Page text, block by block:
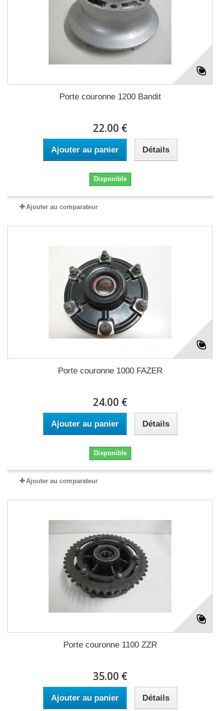
Porte couronne 1200 Bandit
22.00 €
Ajouter au panier Détails
Disponible
Ajouter au comparateur
Porte couronne 1000 FAZER
24.00 €
Ajouter au panier Détails
Disponible
Ajouter au comparateur
Porte couronne 1100 ZZR
35.00 €
Ajouter au panier Détails